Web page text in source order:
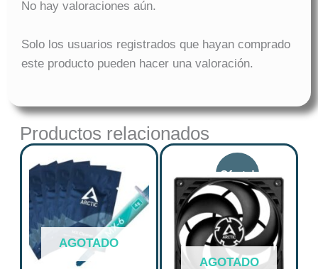
No hay valoraciones aún.
Solo los usuarios registrados que hayan comprado
este producto pueden hacer una valoración.
Productos relacionados
AGOTADO
AGOTADO
Original
price
was:
$ 43.350.
price
is:
$